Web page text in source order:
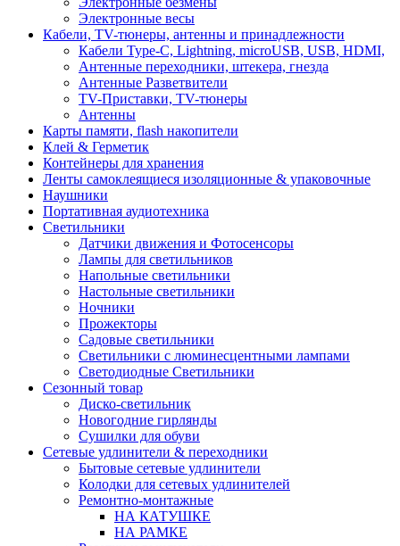
Электронные весы
Кабели, TV-тюнеры, антенны и принадлежности
Кабели Type-C, Lightning, microUSB, USB, HDMI,
Антенные переходники, штекера, гнезда
Антенные Разветвители
TV-Приставки, TV-тюнеры
Антенны
Карты памяти, flash накопители
Клей & Герметик
Контейнеры для хранения
Ленты самоклеящиеся изоляционные & упаковочные
Наушники
Портативная аудиотехника
Светильники
Датчики движения и Фотосенсоры
Лампы для светильников
Напольные светильники
Настольные светильники
Ночники
Прожекторы
Садовые светильники
Светильники с люминесцентными лампами
Светодиодные Светильники
Сезонный товар
Диско-светильник
Новогодние гирлянды
Сушилки для обуви
Сетевые удлинители & переходники
Бытовые сетевые удлинители
Колодки для сетевых удлинителей
Ремонтно-монтажные
НА КАТУШКЕ
НА РАМКЕ